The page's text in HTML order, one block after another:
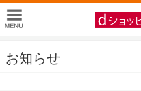
お知らせ